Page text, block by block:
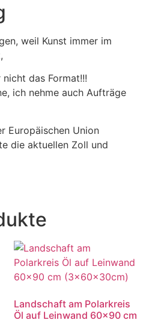
weil Kunst immer im
das Format!!!
ich nehme auch Aufträge
Europäischen Union
die aktuellen Zoll und
Landschaft am Polarkreis
Öl auf Leinwand 60×90 cm